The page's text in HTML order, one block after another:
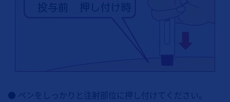
● ペンをしっかりと注射部位に押し付けてください。